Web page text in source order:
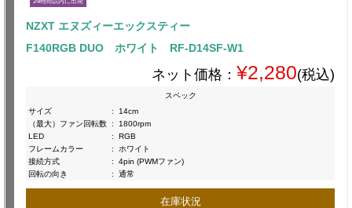
NZXT エヌズィーエックスティー
F140RGB DUO ホワイト RF-D14SF-W1
ネット価格： ¥2,280(税込)
スペック
サイズ
:
14cm
（最大）ファン回転数 :
1800rpm
LED
:
RGB
フレームカラー
:
ホワイト
接続方式
:
4pin (PWMファン)
回転の向き
: 通常
在庫状況